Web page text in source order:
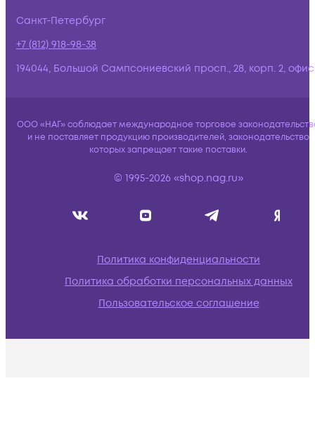
Санкт-Петербург
+7 (812) 918-98-38
194044, Большой Сампсониевский просп., 28, корп. 2,
ООО «НАГ» соблюдает международное торговое
и не поставляет продукцию производителей, законодательство
которых запрещает такие поставки.
© 1995-2026 «shop.nag.ru»
Политика конфиденциальности
Политика обработки персональных данных
Пользовательское соглашение